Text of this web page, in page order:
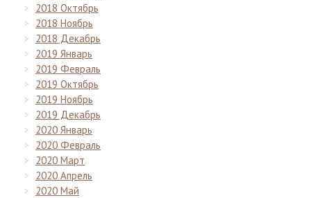
2018 Октябрь
2018 Ноябрь
2018 Декабрь
2019 Январь
2019 Февраль
2019 Октябрь
2019 Ноябрь
2019 Декабрь
2020 Январь
2020 Февраль
2020 Март
2020 Апрель
2020 Май